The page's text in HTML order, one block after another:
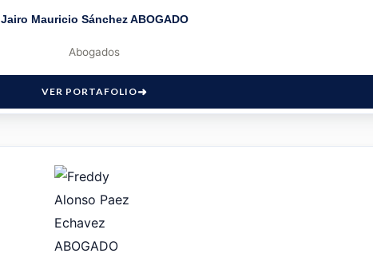
Jairo Mauricio Sánchez ABOGADO
Abogados
VER PORTAFOLIO